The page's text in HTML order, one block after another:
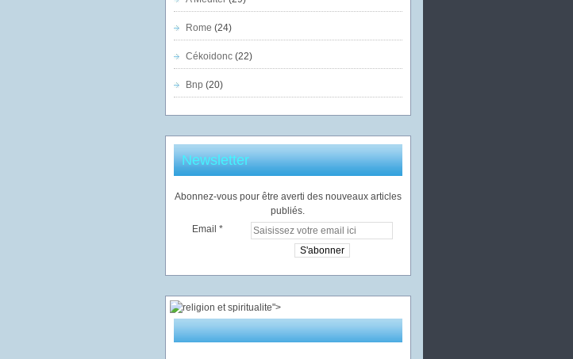
Rome (24)
Cékoidonc(22)
Bnp (20)
Newsletter
Abonnez-vous pour être averti des nouveaux articles
publiés.
Email
">